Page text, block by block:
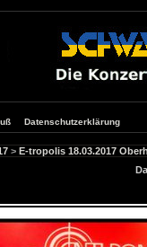
Datenschutzerklärung
> E-tropolis 18.03.2017